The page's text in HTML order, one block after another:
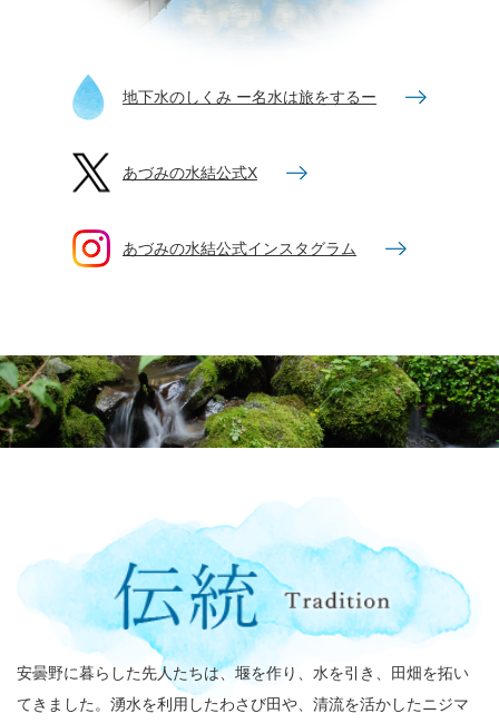
地下水のしくみ ー名水は旅をするー
あづみの水結公式X
あづみの水結公式インスタグラム
安曇野に暮らした先人たちは、堰を作り、水を引き、田畑を拓い
てきました。湧水を利用したわさび田や、清流を活かしたニジマ